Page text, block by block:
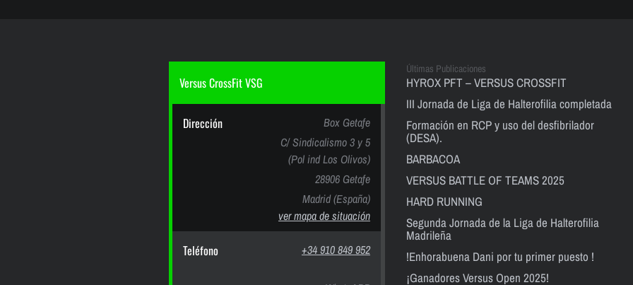
Versus CrossFit VSG
Dirección
Box Getafe
C/ Sindicalismo 3 y 5
(Pol ind Los Olivos)
28906 Getafe
Madrid (España)
ver mapa de situación
Teléfono +34 910 849 952
Últimas Publicaciones
HYROX PFT – VERSUS CROSSFIT
III Jornada de Liga de Halterofilia completada
Formación en RCP y uso del desfibrilador
(DESA).
BARBACOA
VERSUS BATTLE OF TEAMS 2025
HARD RUNNING
Segunda Jornada de la Liga de Halterofilia
Madrileña
!Enhorabuena Dani por tu primer puesto !
¡Ganadores Versus Open 2025!